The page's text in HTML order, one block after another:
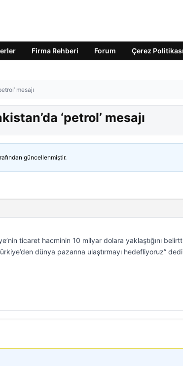
Firma Rehberi Forum Çerez Politikası
mesajı
‘petrol’ mesajı
güncellenmiştir.
ticaret hacminin 10 milyar dolara yaklaştığını
dünya pazarına ulaştırmayı hedefliyoruz”